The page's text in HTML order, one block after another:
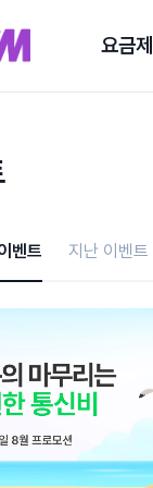
요금제
벤트 지난 이벤트